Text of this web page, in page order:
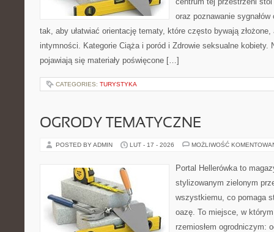
oraz poznawanie
tak, aby ułatwiać orientację tematy, które często bywają
intymności. Kategorie Ciąża i poród i Zdrowie seksualne kobiety.
pojawiają się materiały poświęcone […]
CATEGORIES: TURYSTYKA
OGRODY TEMATYCZNE
POSTED BY ADMIN LUT - 17 - 2026 MOŻLIWOŚĆ
Portal Hellerówka to
stylizowanym zielonym
wszystkiemu, co pomaga
oazę. To miejsce, w
rzemiosłem ogrodniczym: